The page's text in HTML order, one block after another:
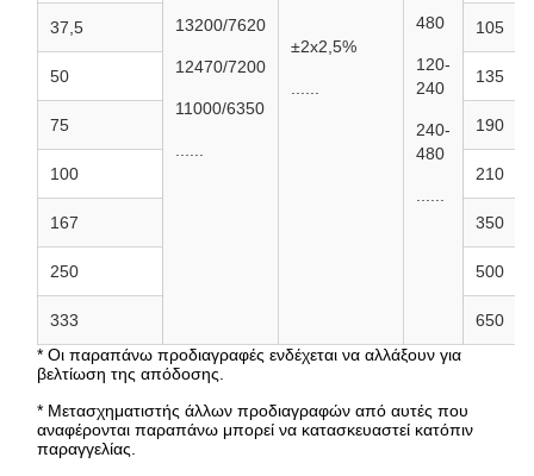
13200/7620
12470/7200
11000/6350
±2x2,5%
480
120-
240
240-
480
37,5 105
50 135
75 190
100 210
167 350
250 500
333
650
* Οι παραπάνω προδιαγραφές ενδέχεται να αλλάξουν για
βελτίωση της απόδοσης.
* Μετασχηματιστής άλλων προδιαγραφών από αυτές που
αναφέρονται παραπάνω μπορεί να κατασκευαστεί κατόπιν
παραγγελίας.